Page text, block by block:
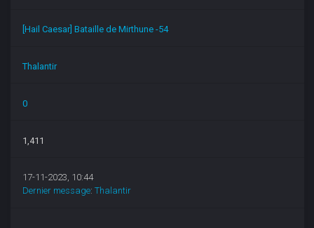
[Hail Caesar] Bataille de Mirthune -54
Thalantir
0
1,411
17-11-2023, 10:44
Dernier message:Thalantir